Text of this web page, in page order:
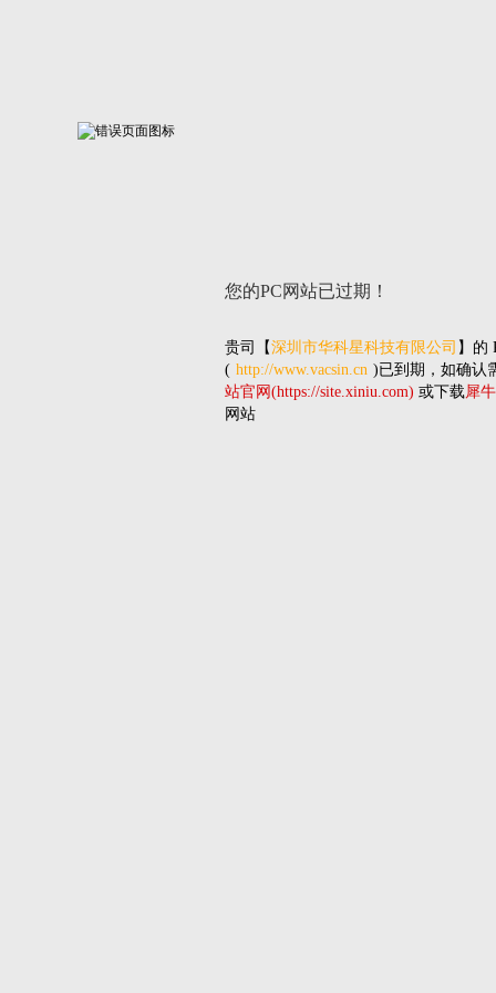
您的PC网站已过期！
贵司 【深圳市华科星科技有限公司 】的
( http://www.vacsin.cn )已到期，如确认
站官网(https://site.xiniu.com) 或下载犀
网站